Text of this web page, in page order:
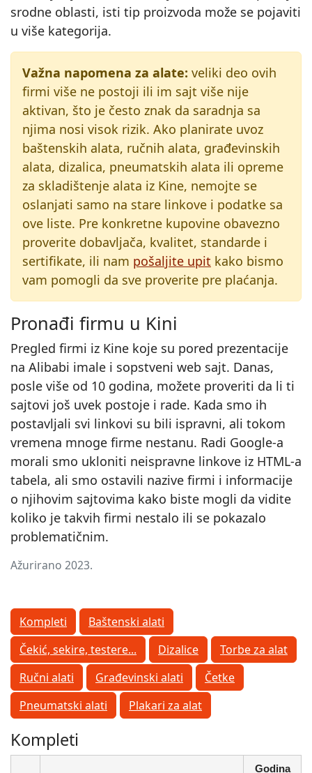
srodne oblasti, isti tip proizvoda može se pojaviti
u više kategorija.
Važna napomena za alate: veliki deo ovih
firmi više ne postoji ili im sajt više nije
aktivan, što je često znak da saradnja sa
njima nosi visok rizik. Ako planirate uvoz
baštenskih alata, ručnih alata, građevinskih
alata, dizalica, pneumatskih alata ili opreme
za skladištenje alata iz Kine, nemojte se
oslanjati samo na stare linkove i podatke sa
ove liste. Pre konkretne kupovine obavezno
proverite dobavljača, kvalitet, standarde i
sertifikate, ili nam pošaljite upit kako bismo
vam pomogli da sve proverite pre plaćanja.
Pronađi firmu u Kini
Pregled firmi iz Kine koje su pored prezentacije
na Alibabi imale i sopstveni web sajt. Danas,
posle više od 10 godina, možete proveriti da li ti
sajtovi još uvek postoje i rade. Kada smo ih
postavljali svi linkovi su bili ispravni, ali tokom
vremena mnoge firme nestanu. Radi Google-a
morali smo ukloniti neispravne linkove iz HTML-a
tabela, ali smo ostavili nazive firmi i informacije
o njihovim sajtovima kako biste mogli da vidite
koliko je takvih firmi nestalo ili se pokazalo
problematičnim.
Ažurirano 2023.
Kompleti
Baštenski alati
Čekić, sekire, testere...
Dizalice
Torbe za alat
Ručni alati
Građevinski alati
Četke
Pneumatski alati
Plakari za alat
Kompleti
Godina